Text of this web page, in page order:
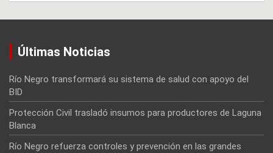
Últimas Noticias
Río Negro transformará su sistema de salud con apoyo del
BID
Protección Civil trasladó insumos para productores de Laguna
Blanca
Río Negro refuerza controles y prevención en las grandes